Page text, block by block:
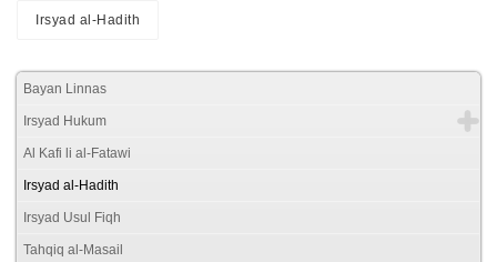
Irsyad al-Hadith
Bayan Linnas
Irsyad Hukum
Al Kafi li al-Fatawi
Irsyad al-Hadith
Irsyad Usul Fiqh
Tahqiq al-Masail